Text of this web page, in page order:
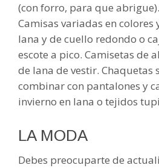
(con forro, para que
Camisas variadas en colores
lana y de cuello redondo o
escote a pico. Camisetas de
de lana de vestir. Chaquetas
combinar con pantalones y
invierno en lana o tejidos
LA MODA
Debes preocuparte de